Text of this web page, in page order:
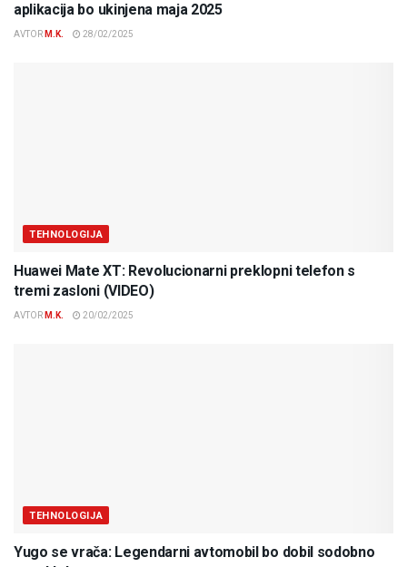
aplikacija bo ukinjena maja 2025
AVTOR M.K. 28/02/2025
TEHNOLOGIJA
Huawei Mate XT: Revolucionarni preklopni telefon s
tremi zasloni (VIDEO)
AVTOR M.K. 20/02/2025
TEHNOLOGIJA
Yugo se vrača: Legendarni avtomobil bo dobil sodobno